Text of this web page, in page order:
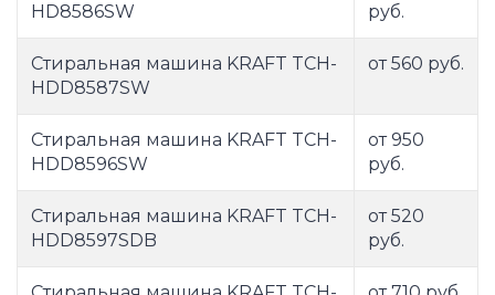
HD8586SW
руб.
Стиральная машина KRAFT TCH-
HDD8587SW
от 560 руб.
Стиральная машина KRAFT TCH-
HDD8596SW
от 950
руб.
Стиральная машина KRAFT TCH-
HDD8597SDB
от 520
руб.